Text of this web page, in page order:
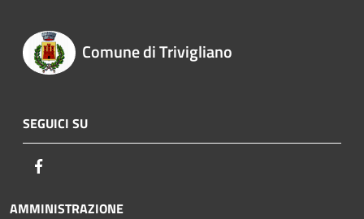
Comune di Trivigliano
SEGUICI SU
AMMINISTRAZIONE